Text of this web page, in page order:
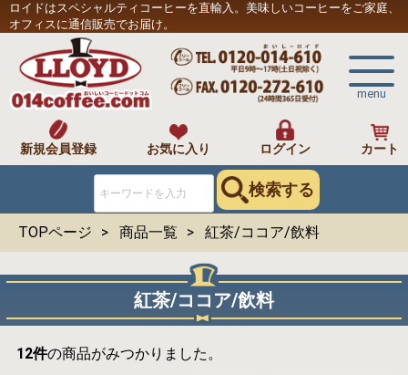
ロイドはスペシャルティコーヒーを直輸入。美味しいコーヒーをご家庭、
オフィスに通信販売でお届け。
menu
新規会員登録 お気に入り ログイン カート
検索する
TOPページ 商品一覧 紅茶/ココア/飲料
紅茶/ココア/飲料
12件の商品がみつかりました。